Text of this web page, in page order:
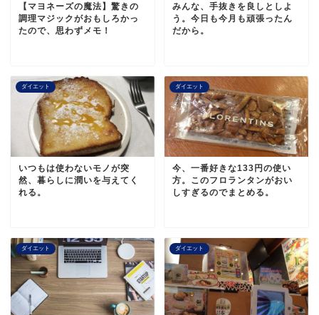
【マヨネーズの魔法】驚きの
調理マジックがおもしろかっ
たので、思わずメモ！
みんな、手抜きを良しとしよ
う。今日も今月も頑張ったん
だから。
ダイエット
いつもは使わないモノが突
然、暮らしに潤いを与えてく
れる。
ダイエット
今、一番好きな133円の使い
方。このフロランタンがおい
しすぎるのでまとめる。
ダイエット ダイエット